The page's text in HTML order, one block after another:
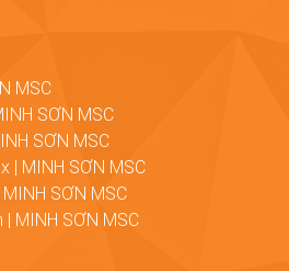
MSC
SƠN MSC
SƠN MSC
| MINH SƠN MSC
SƠN MSC
MINH SƠN MSC